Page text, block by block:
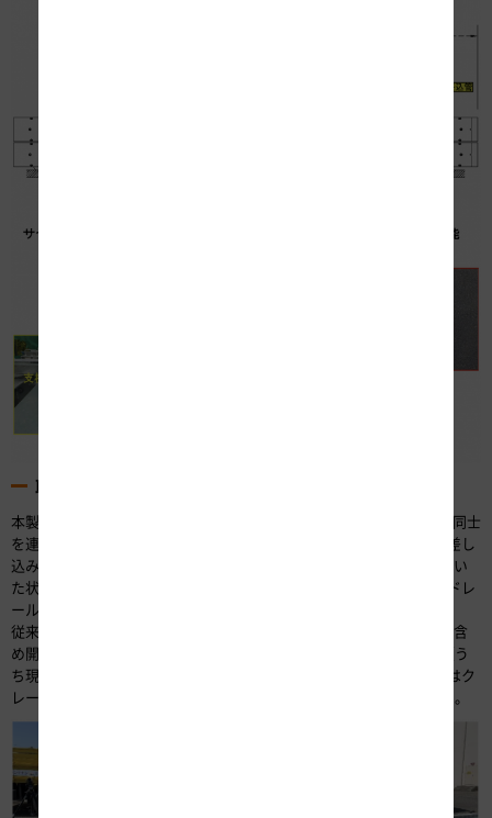
取り外し作業工程と効果
本製品の取り外しは、写真-5のように最初にガードレールのブロック同士
を連結しているピンを引き抜きます（作業ステップ1）。次に支柱の差し
込み管を引き抜き、その状態で差し込み管を回転することで、引き抜い
た状態を保持します（作業ステップ2）。これによって、人力でガードレ
ールの移動が可能となります（作業ステップ3）。
従来の中央分離帯開口部用ガードレールでは、クレーンなどの手配を含
め開口部1箇所（約50m）分のガードレールの取り外しに4時間程度（う
ち現場での取り外し作業は1時間程度）必要だったところ、本製品ではク
レーンや工具が不要なため、15分程度で取り外しが可能となりました。